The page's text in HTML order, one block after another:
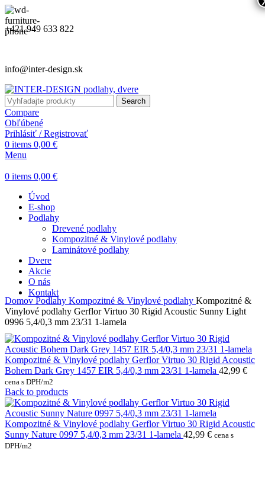
+421 949 633 822
info@inter-design.sk
Search
Compare
Obľúbené
Prihlásiť / Registrovať
0 items 0,00 €
Menu
0 items 0,00 €
Úvod
E-shop
Podlahy
Drevené podlahy
Kompozitné & Vinylové podlahy
Laminátové podlahy
Dvere
Akcie
O nás
Kontakt
Domov Podlahy Kompozitné & Vinylové podlahy Kompozitné &
Vinylové podlahy Gerflor Virtuo 30 Rigid Acoustic Sunny Light
0996 5,4/0,3 mm 23/31 1-lamela
Kompozitné & Vinylové podlahy Gerflor Virtuo 30 Rigid Acoustic
Bohem Dark Grey 1457 EIR 5,4/0,3 mm 23/31 1-lamela 42,99 €
cena s DPH/m2
Back to products
Kompozitné & Vinylové podlahy Gerflor Virtuo 30 Rigid Acoustic
Sunny Nature 0997 5,4/0,3 mm 23/31 1-lamela 42,99 € cena s
DPH/m2